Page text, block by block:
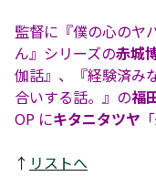
監督に『僕の心のヤ
ん』シリーズの赤城
伽話』、『経験済み
合いする話。』の福
OP にキタニタツヤ 「
↑ リストへ